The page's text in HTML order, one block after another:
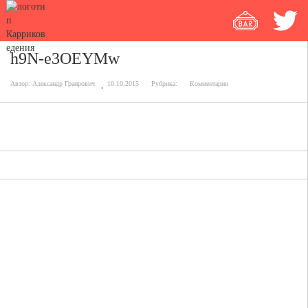
h9N-e3OEYMw
Автор: Александр Граирович 10.10.2015 Рубрика: Комментарии